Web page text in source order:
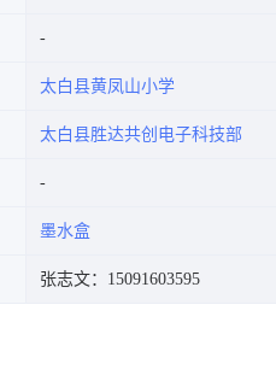
太白县黄凤山小学
太白县胜达共创电子科技部
墨水盒
张志文：15091603595